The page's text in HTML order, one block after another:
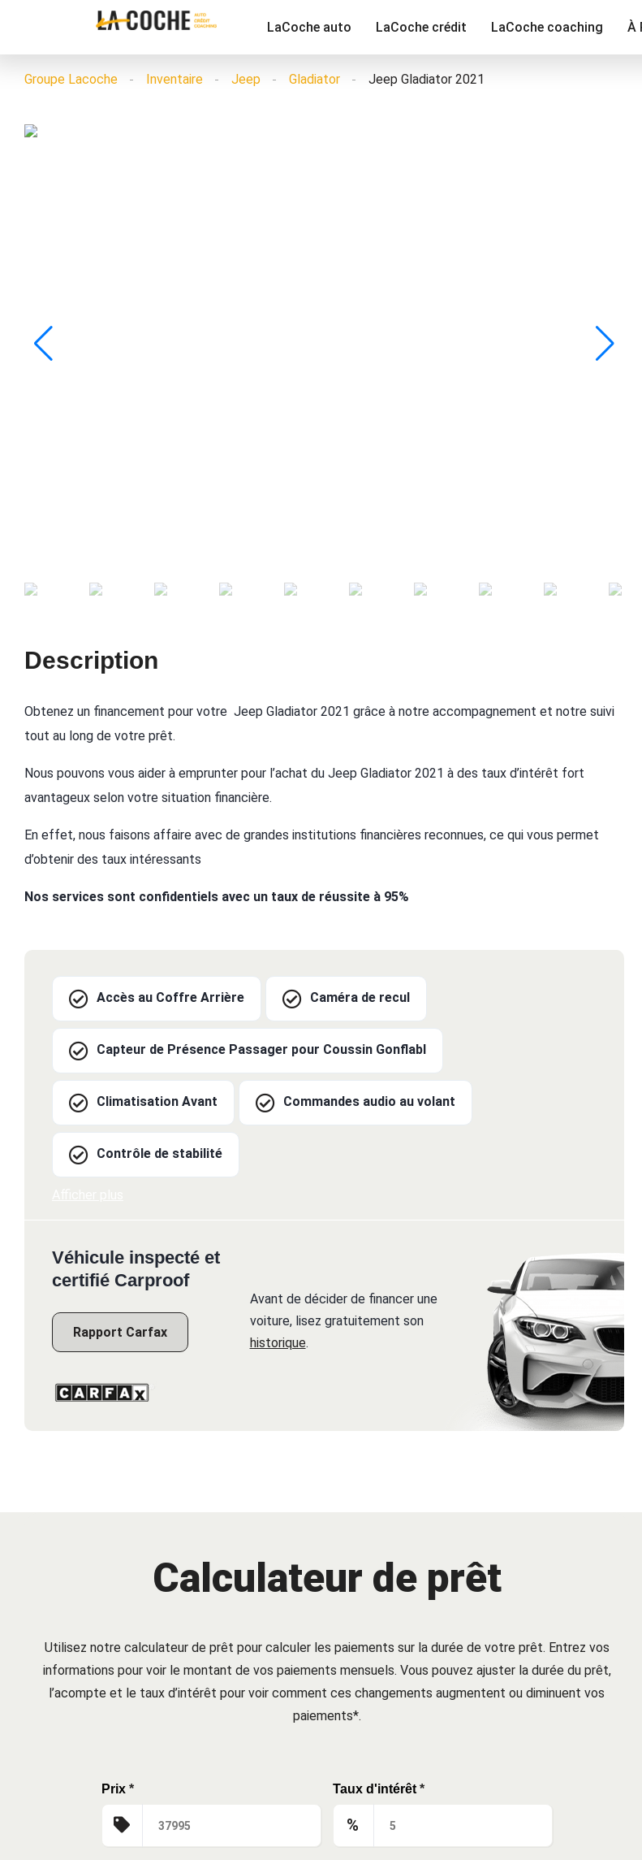
LaCoche auto LaCoche crédit LaCoche coaching À
Groupe Lacoche Inventaire Jeep Gladiator Jeep Gladiator 2021
Description
Obtenez un financement pour votre Jeep Gladiator 2021 grâce à notre accompagnement et notre suivi
tout au long de votre prêt.
Nous pouvons vous aider à emprunter pour l’achat du Jeep Gladiator 2021 à des taux d’intérêt fort
avantageux selon votre situation financière.
En effet, nous faisons affaire avec de grandes institutions financières reconnues, ce qui vous permet
d’obtenir des taux intéressants
Nos services sont confidentiels avec un taux de réussite à 95%
Accès au Coffre Arrière Caméra de recul
Capteur de Présence Passager pour Coussin Gonflabl
Climatisation Avant Commandes audio au volant
Contrôle de stabilité
Véhicule inspecté et
certifié Carproof
Rapport Carfax
Avant de décider de financer une
voiture, lisez gratuitement son
historique.
Calculateur de prêt
Utilisez notre calculateur de prêt pour calculer les paiements sur la durée de votre prêt. Entrez vos
informations pour voir le montant de vos paiements mensuels. Vous pouvez ajuster la durée du prêt,
l’acompte et le taux d’intérêt pour voir comment ces changements augmentent ou diminuent vos
paiements*.
Prix * Taux d'intérêt *
%